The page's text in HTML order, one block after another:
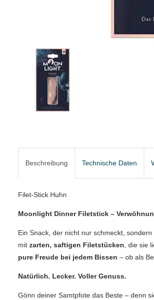
Beschreibung Technische Daten
Filet-Stick Huhn
Moonlight Dinner Filetstick –
Ein Snack, der nicht nur schmeckt,
mit zarten, saftigen Filetstücken, die sie
pure Freude bei jedem Bissen – ob als
Natürlich. Lecker. Voller Genuss.
Gönn deiner Samtpfote das Beste – denn